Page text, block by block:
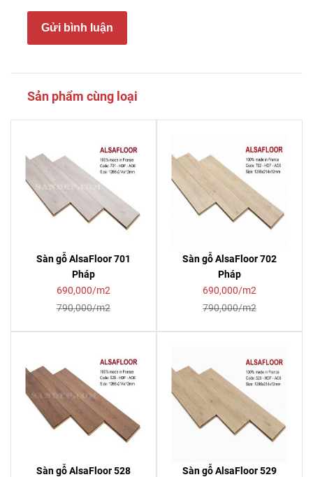
Gửi bình luận
Sản phẩm cùng loại
Sàn gỗ AlsaFloor 701
Pháp
690,000/m2
790,000/m2
Sàn gỗ AlsaFloor 702
Pháp
690,000/m2
790,000/m2
Sàn gỗ AlsaFloor 528
Sàn gỗ AlsaFloor 529